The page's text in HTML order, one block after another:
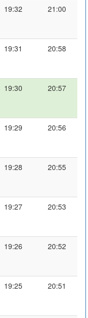
19:32 21:00
19:31 20:58
19:30 20:57
19:29 20:56
19:28 20:55
19:27 20:53
19:26 20:52
19:25 20:51